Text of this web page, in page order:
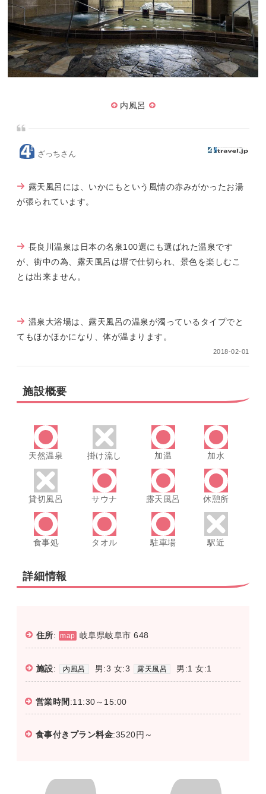
内風呂
ざっちさん
露天風呂には、いかにもという風情の赤みがかったお湯
が張られています。
長良川温泉は日本の名泉100選にも選ばれた温泉です
が、街中の為、露天風呂は塀で仕切られ、景色を楽しむこ
とは出来ません。
温泉大浴場は、露天風呂の温泉が濁っているタイプでと
てもほかほかになり、体が温まります。
2018-02-01
施設概要
天然温泉 掛け流し 加温 加水
貸切風呂 サウナ 露天風呂 休憩所
食事処 タオル 駐車場 駅近
詳細情報
住所: map 岐阜県岐阜市 648
施設: 内風呂 男:3 女:3 露天風呂 男:1 女:1
営業時間 :11:30～15:00
食事付きプラン料金:3520円～